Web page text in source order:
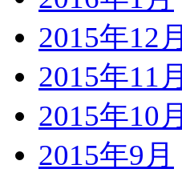
2015年12月
2015年11月
2015年10月
2015年9月